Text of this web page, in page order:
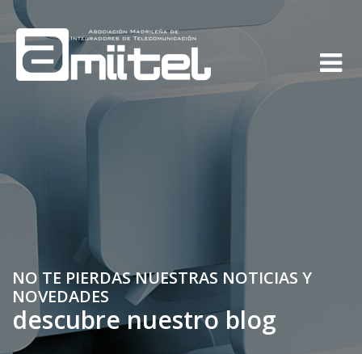
NO TE PIERDAS NUESTRAS NOTICIAS Y
NOVEDADES
descubre nuestro blog